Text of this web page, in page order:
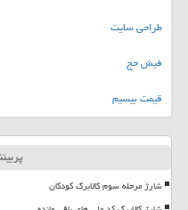
طراحی سایت
فیش حج
قیمت بیسیم
شارژ مرحله سوم کالابرگ کودکان